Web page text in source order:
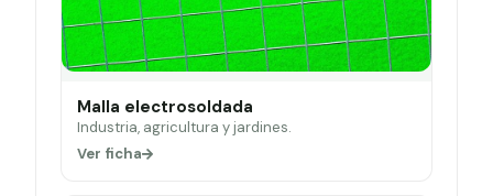
Malla electrosoldada
Industria, agricultura y jardines.
Ver ficha